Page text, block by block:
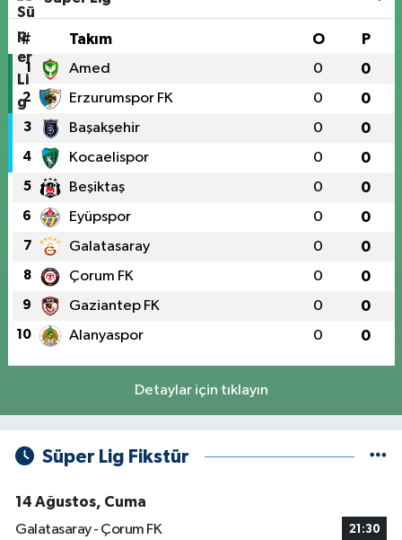
# Takım O P
1 Amed 0 0
2 Erzurumspor FK 0 0
3 Başakşehir 0 0
4 Kocaelispor 0 0
5 Beşiktaş 0 0
6 Eyüpspor 0 0
7 Galatasaray 0 0
8 Çorum FK 0 0
9 Gaziantep FK 0 0
10 Alanyaspor 0 0
Detaylar için tıklayın
Süper Lig Fikstür
14 Ağustos, Cuma
Galatasaray - Çorum FK
21:30